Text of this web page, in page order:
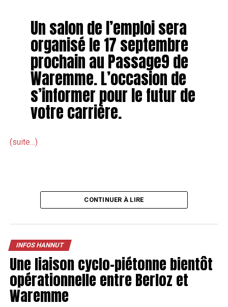
Un salon de l’emploi sera
organisé le 17 septembre
prochain au Passage9 de
Waremme. L’occasion de
s’informer pour le futur de
votre carrière.
(suite…)
CONTINUER À LIRE
INFOS HANNUT
Une liaison cyclo-piétonne bientôt
opérationnelle entre Berloz et
Waremme